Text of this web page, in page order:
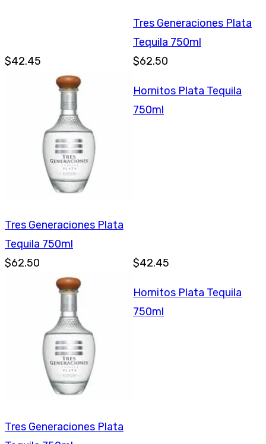
$42.45
Tres Generaciones Plata
Tequila 750ml
$62.50
Tres Generaciones Plata
Tequila 750ml
$62.50
Hornitos Plata Tequila
750ml
$42.45
Tres Generaciones Plata
Hornitos Plata Tequila
750ml